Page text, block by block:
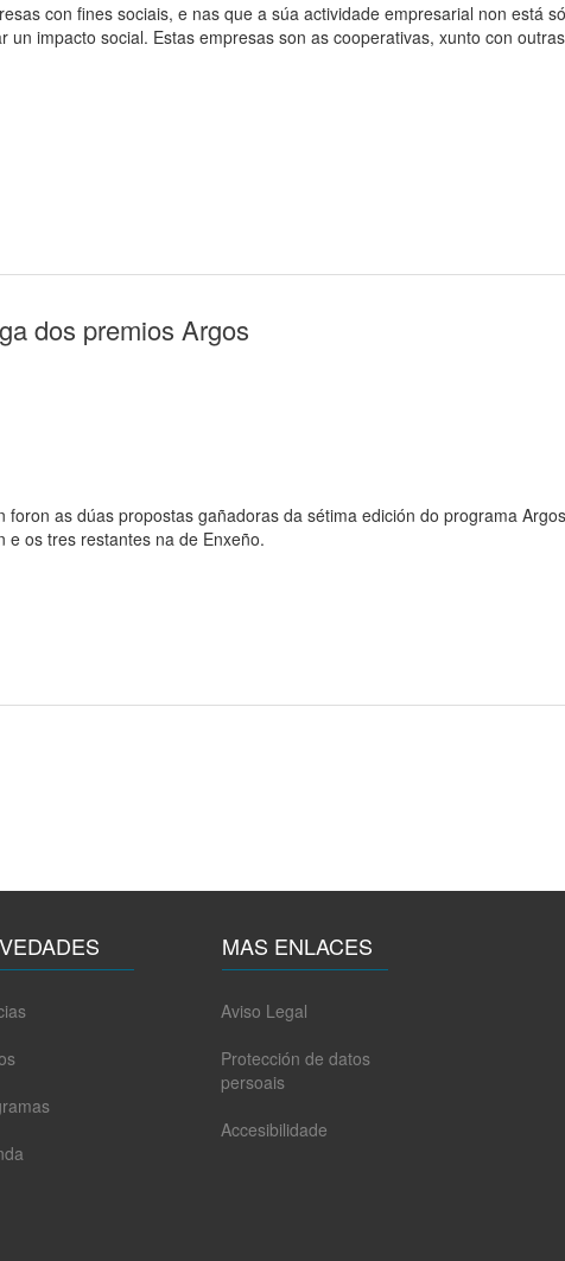
con fines sociais, e nas que a súa actividade empresarial non está
impacto social. Estas empresas son as cooperativas, xunto con
dos premios Argos
as dúas propostas gañadoras da sétima edición do programa
e os tres restantes na de Enxeño.
MAS ENLACES
Aviso Legal
Protección de datos
persoais
Accesibilidade